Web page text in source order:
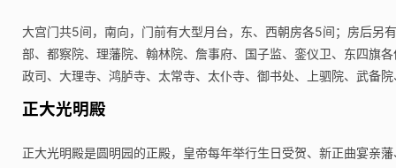
大宫门共5间，南向，门前有大型月台，东、西朝房各5间；房后另
部、都察院、理藩院、翰林院、詹事府、国子监、銮仪卫、东四旗
政司、大理寺、鸿胪寺、太常寺、太仆寺、御书处、上驷院、武备
正大光明殿
正大光明殿是圆明园的正殿，皇帝每年举行生日受贺、新正曲宴亲